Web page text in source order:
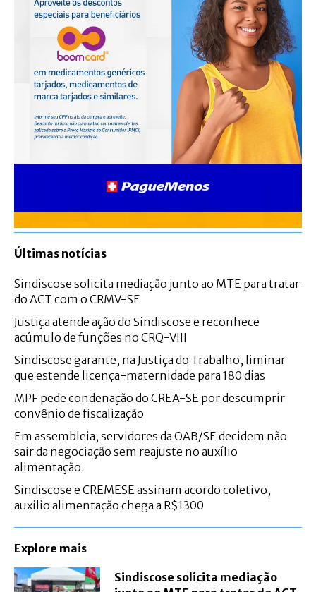
Últimas notícias
Sindiscose solicita mediação junto ao MTE para tratar
do ACT com o CRMV-SE
Justiça atende ação do Sindiscose e reconhece
acúmulo de funções no CRQ-VIII
Sindiscose garante, na Justiça do Trabalho, liminar
que estende licença-maternidade para 180 dias
MPF pede condenação do CREA-SE por descumprir
convênio de fiscalização
Em assembleia, servidores da OAB/SE decidem não
sair da negociação sem reajuste no auxílio
alimentação.
Sindiscose e CREMESE assinam acordo coletivo,
auxilio alimentação chega a R$1300
Explore mais
Sindiscose solicita mediação